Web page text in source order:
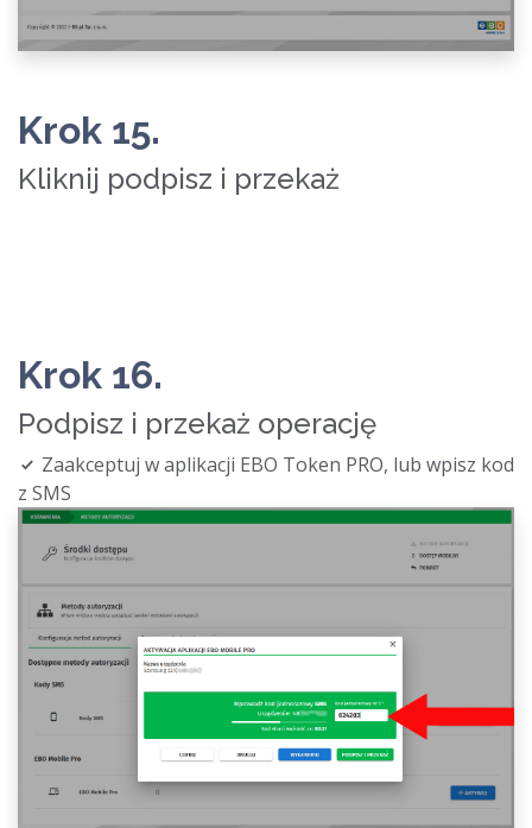
Krok 15.
Kliknij podpisz i przekaż
Krok 16.
Podpisz i przekaż operację
Zaakceptuj w aplikacji EBO Token PRO, lub wpisz kod
z SMS